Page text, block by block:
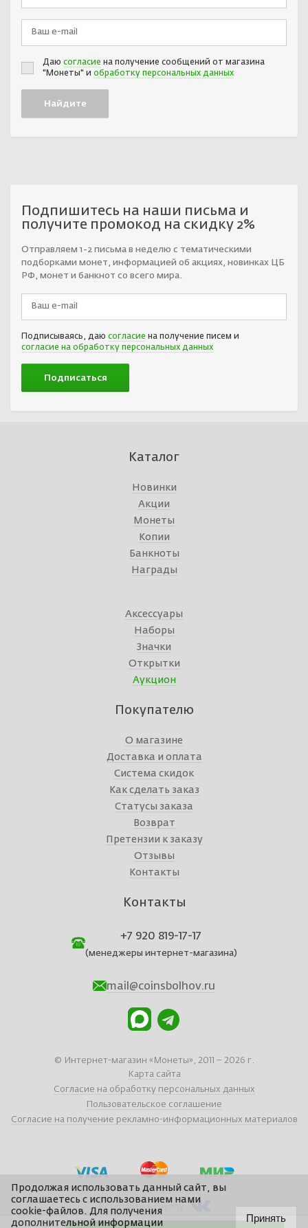
Даю согласие на получение сообщений от магазина
"Монеты" и обработку персональных данных
Подпишитесь на наши письма и
получите промокод на скидку 2%
Отправляем 1-2 письма в неделю с тематическими
подборками монет, информацией об акциях, новинках ЦБ
РФ, монет и банкнот со всего мира.
Подписываясь, даю согласие на получение писем и
согласие на обработку персональных данных
Каталог
Новинки
Акции
Монеты
Копии
Банкноты
Награды
Аксессуары
Наборы
Значки
Открытки
Аукцион
Покупателю
О магазине
Доставка и оплата
Система скидок
Как сделать заказ
Статусы заказа
Возврат
Претензии к заказу
Отзывы
Контакты
Контакты
+7 920 819-17-17
(менеджеры интернет-магазина)
mail@coinsbolhov.ru
© Интернет-магазин «Монеты», 2011 – 2026 г.
Карта сайта
Согласие на обработку персональных данных
Пользовательское соглашение
Согласие на получение рекламно-информационных материалов
Вступайте в группу
Продолжая использовать данный сайт, вы
соглашаетесь с использованием нами
cookie-файлов. Для получения
дополнительной информации
Принять